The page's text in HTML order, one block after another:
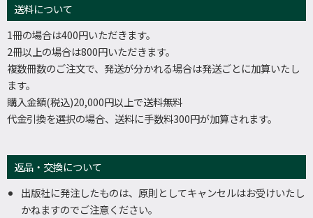
送料について
1冊の場合は400円いただきます。
2冊以上の場合は800円いただきます。
複数冊数のご注文で、発送が分かれる場合は発送ごとに加算いたし
ます。
購入金額(税込)20,000円以上で送料無料
代金引換を選択の場合、送料に手数料300円が加算されます。
返品・交換について
出版社に発注したものは、原則としてキャンセルはお受けいたし
かねますのでご注意ください。